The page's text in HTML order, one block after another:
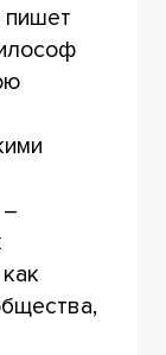
пишет